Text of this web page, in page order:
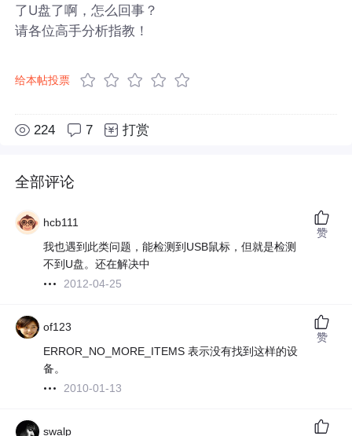
了U盘了啊，怎么回事？
请各位高手分析指教！
给本帖投票
224 7 打赏
全部评论
hcb111
我也遇到此类问题，能检测到USB鼠标，但就是检测
不到U盘。还在解决中
2012-04-25
赞
of123
ERROR_NO_MORE_ITEMS 表示没有找到这样的设
备。
2010-01-13
赞
swalp